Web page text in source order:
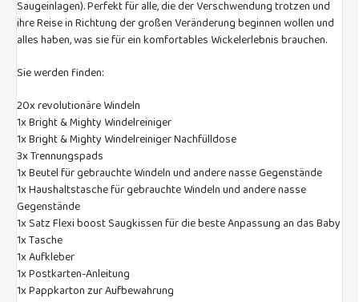
Saugeinlagen). Perfekt für alle, die der Verschwendung trotzen und
ihre Reise in Richtung der großen Veränderung beginnen wollen und
alles haben, was sie für ein komfortables Wickelerlebnis brauchen.
Sie werden finden:
20x revolutionäre Windeln
1x Bright & Mighty Windelreiniger
1x Bright & Mighty Windelreiniger Nachfülldose
3x Trennungspads
1x Beutel für gebrauchte Windeln und andere nasse Gegenstände
1x Haushaltstasche für gebrauchte Windeln und andere nasse
Gegenstände
1x Satz Flexi boost Saugkissen für die beste Anpassung an das Baby
1x Tasche
1x Aufkleber
1x Postkarten-Anleitung
1x Pappkarton zur Aufbewahrung